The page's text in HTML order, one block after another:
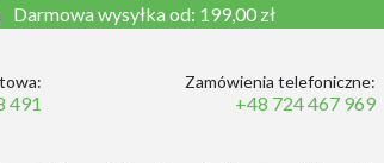
Darmowa wysyłka od: 199,00 zł
491
Zamówienia telefoniczne:
+48 724 467 969